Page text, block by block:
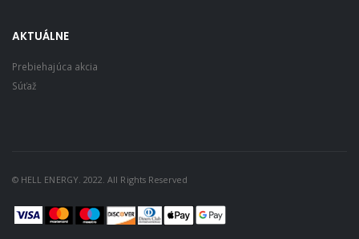
AKTUÁLNE
Prebiehajúca akcia
Súťaž
© HELL ENERGY. 2022. All Rights Reserved